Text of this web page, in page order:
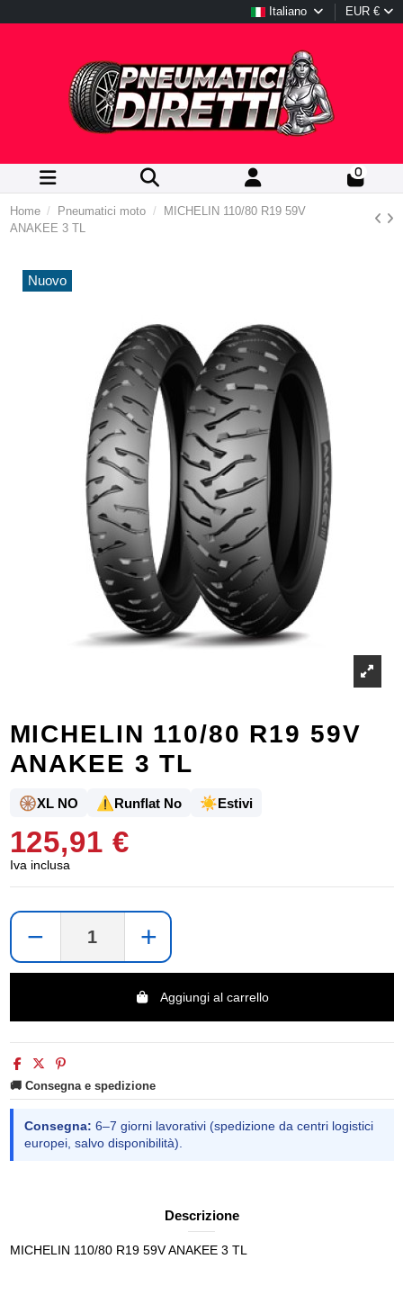
Italiano EUR €
0
Home Pneumatici moto
MICHELIN 110/80 R19 59V
ANAKEE 3 TL
Nuovo
MICHELIN 110/80 R19 59V
ANAKEE 3 TL
🛞XL NO ⚠️Runflat No ☀️Estivi
125,91 €
Iva inclusa
− +
Aggiungi al carrello
🚚 Consegna e spedizione
Consegna: 6–7 giorni lavorativi (spedizione da centri logistici
europei, salvo disponibilità).
Descrizione
MICHELIN 110/80 R19 59V ANAKEE 3 TL